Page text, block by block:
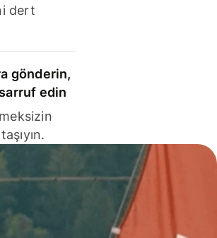
dert
gönderin,
edin